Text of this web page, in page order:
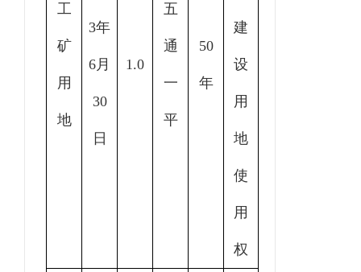
工
矿
用
地
3年
6月
30
日
1.0
五
通
一
平
50
年
建
设
用
地
使
用
权